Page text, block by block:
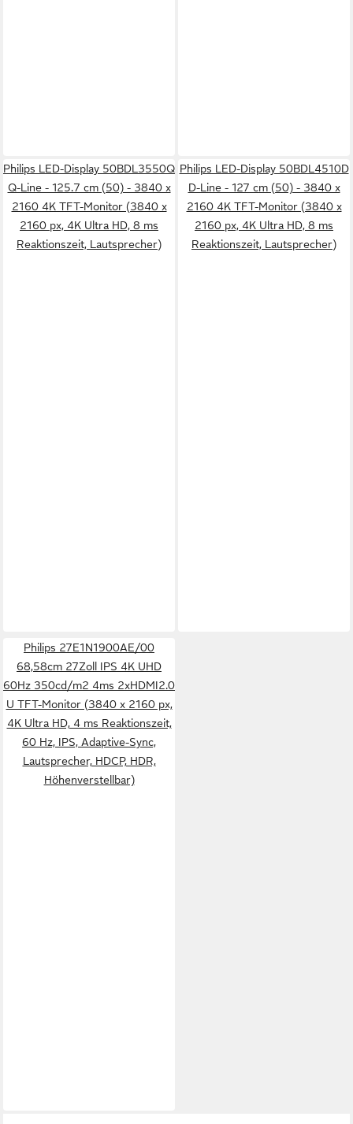
Philips LED-Display 50BDL3550Q
Q-Line - 125.7 cm (50) - 3840 x
2160 4K TFT-Monitor (3840 x
2160 px, 4K Ultra HD, 8 ms
Reaktionszeit, Lautsprecher)
Philips LED-Display 50BDL4510D
D-Line - 127 cm (50) - 3840 x
2160 4K TFT-Monitor (3840 x
2160 px, 4K Ultra HD, 8 ms
Reaktionszeit, Lautsprecher)
Philips 27E1N1900AE/00
68,58cm 27Zoll IPS 4K UHD
60Hz 350cd/m2 4ms 2xHDMI2.0
U TFT-Monitor (3840 x 2160 px,
4K Ultra HD, 4 ms Reaktionszeit,
60 Hz, IPS, Adaptive-Sync,
Lautsprecher, HDCP, HDR,
Höhenverstellbar)